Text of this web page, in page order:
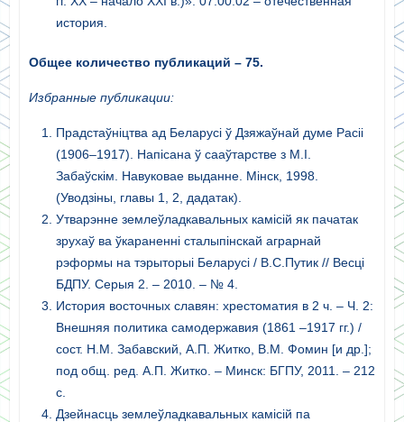
история.
Общее количество публикаций – 75.
Избранные публикации:
Прадстаўніцтва ад Беларусі ў Дзяжаўнай думе Расіі
(1906–1917). Напісана ў сааўтарстве з М.І.
Забаўскім. Навуковае выданне. Мінск, 1998.
(Уводзіны, главы 1, 2, дадатак).
Утварэнне землеўладкавальных камісій як пачатак
зрухаў ва ўкараненні сталыпінскай аграрнай
рэформы на тэрыторыі Беларусі / В.С.Путик // Весці
БДПУ. Серыя 2. – 2010. – № 4.
История восточных славян: хрестоматия в 2 ч. – Ч. 2:
Внешняя политика самодержавия (1861 –1917 гг.) /
сост. Н.М. Забавский, А.П. Житко, В.М. Фомин [и др.];
под общ. ред. А.П. Житко. – Минск: БГПУ, 2011. – 212
с.
Дзейнасць землеўладкавальных камісій па